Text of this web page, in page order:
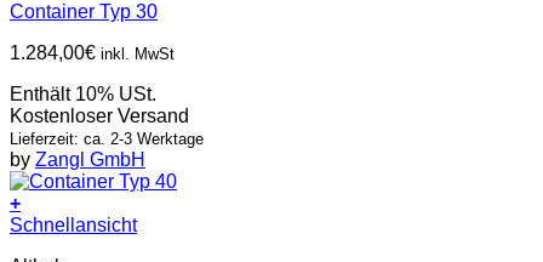
Container Typ 30
1.284,00€ inkl. MwSt
Enthält 10% USt.
Kostenloser Versand
Lieferzeit: ca. 2-3 Werktage
by Zangl GmbH
+
Schnellansicht